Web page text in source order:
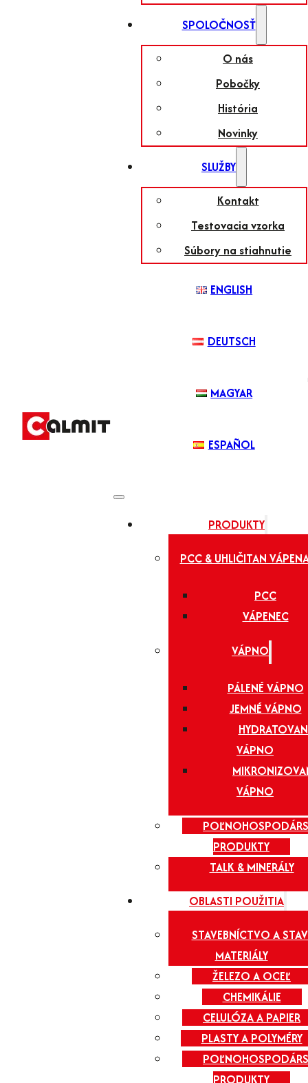
SPOLOČNOSŤ
O nás
Pobočky
História
Novinky
SLUŽBY
Kontakt
Testovacia vzorka
Súbory na stiahnutie
ENGLISH
DEUTSCH
MAGYAR
ESPAÑOL
PRODUKTY
PCC & UHLIČITAN
PCC
VÁPENEC
VÁPNO
PÁLENÉ VÁPNO
JEMNÉ VÁPNO
VÁPNO
VÁPNO
PRODUKTY
TALK & MINERÁLY
OBLASTI POUŽITIA
STAVEBNÍCTVO A
MATERIÁLY
ŽELEZO A OCEĽ
CHEMIKÁLIE
CELULÓZA A PAPIER
PLASTY A POLYMÉRY
PRODUKTY